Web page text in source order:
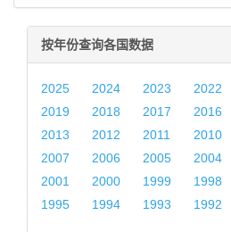
按年份查询各国数据
2025 2024 2023 2022
2019
2018 2017 2016
2013
2012 2011 2010
2007
2006 2005 2004
2001
2000 1999 1998
1995
1994 1993 1992